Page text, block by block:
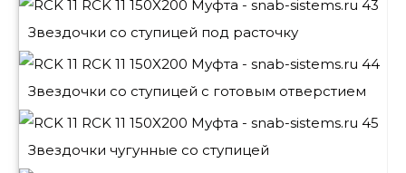
Звездочки со ступицей под расточку
Звездочки со ступицей с готовым отверстием
Звездочки чугунные со ступицей